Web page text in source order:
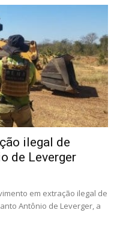
ilegal de
de Leverger
em extração ilegal de
Antônio de Leverger, a